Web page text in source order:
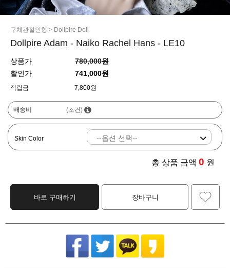
구체관절인형 > Dollpire Doll
Dollpire Adam - Naiko Rachel Hans - LE10
상품가
780,000원
할인가
741,000원
적립금 7,800원
배송비 (조건)
Skin Color
총 상품 금액 0 원
바로 구매하기 장바구니